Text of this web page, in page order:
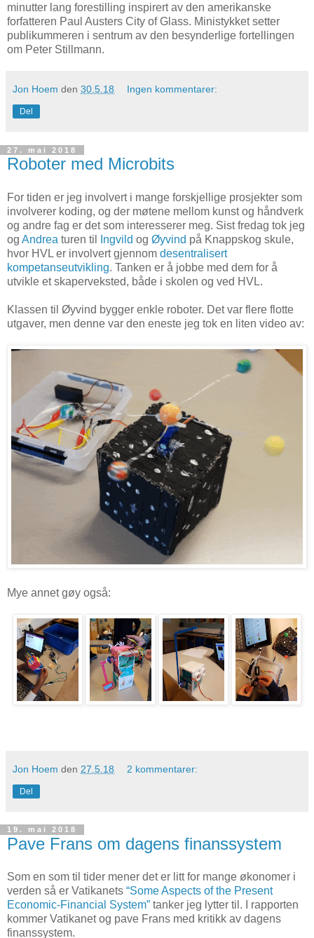
minutter lang forestilling inspirert av den amerikanske
forfatteren Paul Austers City of Glass. Ministykket setter
publikummeren i sentrum av den besynderlige fortellingen
om Peter Stillmann.
Jon Hoem den 30.5.18 Ingen kommentarer:
Del
27. mai 2018
Roboter med Microbits
For tiden er jeg involvert i mange forskjellige prosjekter som
involverer koding, og der møtene mellom kunst og håndverk
og andre fag er det som interesserer meg. Sist fredag tok jeg
og Andrea turen til Ingvild og Øyvind på Knappskog skule,
hvor HVL er involvert gjennom desentralisert
kompetanseutvikling. Tanken er å jobbe med dem for å
utvikle et skaperveksted, både i skolen og ved HVL.
Klassen til Øyvind bygger enkle roboter. Det var flere flotte
utgaver, men denne var den eneste jeg tok en liten video av:
Mye annet gøy også:
Jon Hoem den 27.5.18 2 kommentarer:
Del
19. mai 2018
Pave Frans om dagens finanssystem
Som en som til tider mener det er litt for mange økonomer i
verden så er Vatikanets “Some Aspects of the Present
Economic-Financial System” tanker jeg lytter til. I rapporten
kommer Vatikanet og pave Frans med kritikk av dagens
finanssystem.